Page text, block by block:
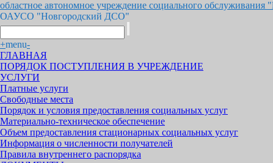
областное автономное учреждение социального
ОАУСО "Новгородский ДСО"
+menu-
ГЛАВНАЯ
ПОРЯДОК ПОСТУПЛЕНИЯ В УЧРЕЖДЕНИЕ
УСЛУГИ
Платные услуги
Свободные места
Порядок и условия предоставления социальных услуг
Материально-техническое обеспечение
Объем предоставления стационарных социальных услуг
Информация о численности получателей
Правила внутреннего распорядка